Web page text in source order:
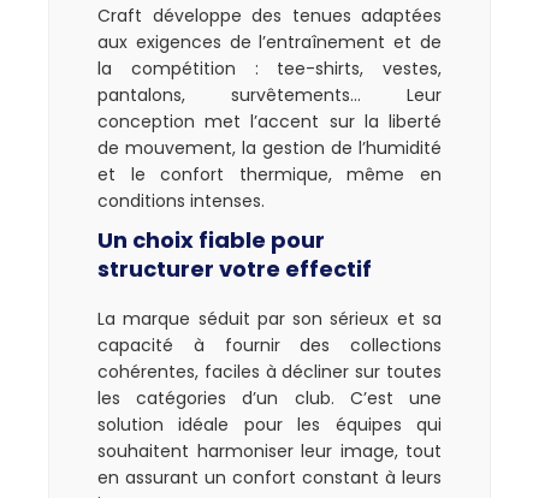
Craft développe des tenues adaptées
aux exigences de l’entraînement et de
la compétition : tee-shirts, vestes,
pantalons, survêtements… Leur
conception met l’accent sur la liberté
de mouvement, la gestion de l’humidité
et le confort thermique, même en
conditions intenses.
Un choix fiable pour
structurer votre effectif
La marque séduit par son sérieux et sa
capacité à fournir des collections
cohérentes, faciles à décliner sur toutes
les catégories d’un club. C’est une
solution idéale pour les équipes qui
souhaitent harmoniser leur image, tout
en assurant un confort constant à leurs